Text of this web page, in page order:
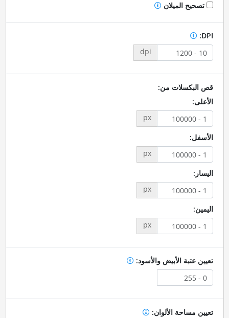
تصحيح الميلان
DPI:
dpi
قص البكسلات من:
الأعلى:
px
الأسفل:
px
اليسار:
px
اليمين:
px
تعيين عتبة الأبيض والأسود:
تعيين مساحة الألوان: